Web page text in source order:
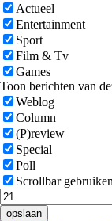
Actueel
Entertainment
Sport
Film & Tv
Games
Toon berichten van
Weblog
Column
(P)review
Special
Poll
Scrollbar gebruiken
opslaan